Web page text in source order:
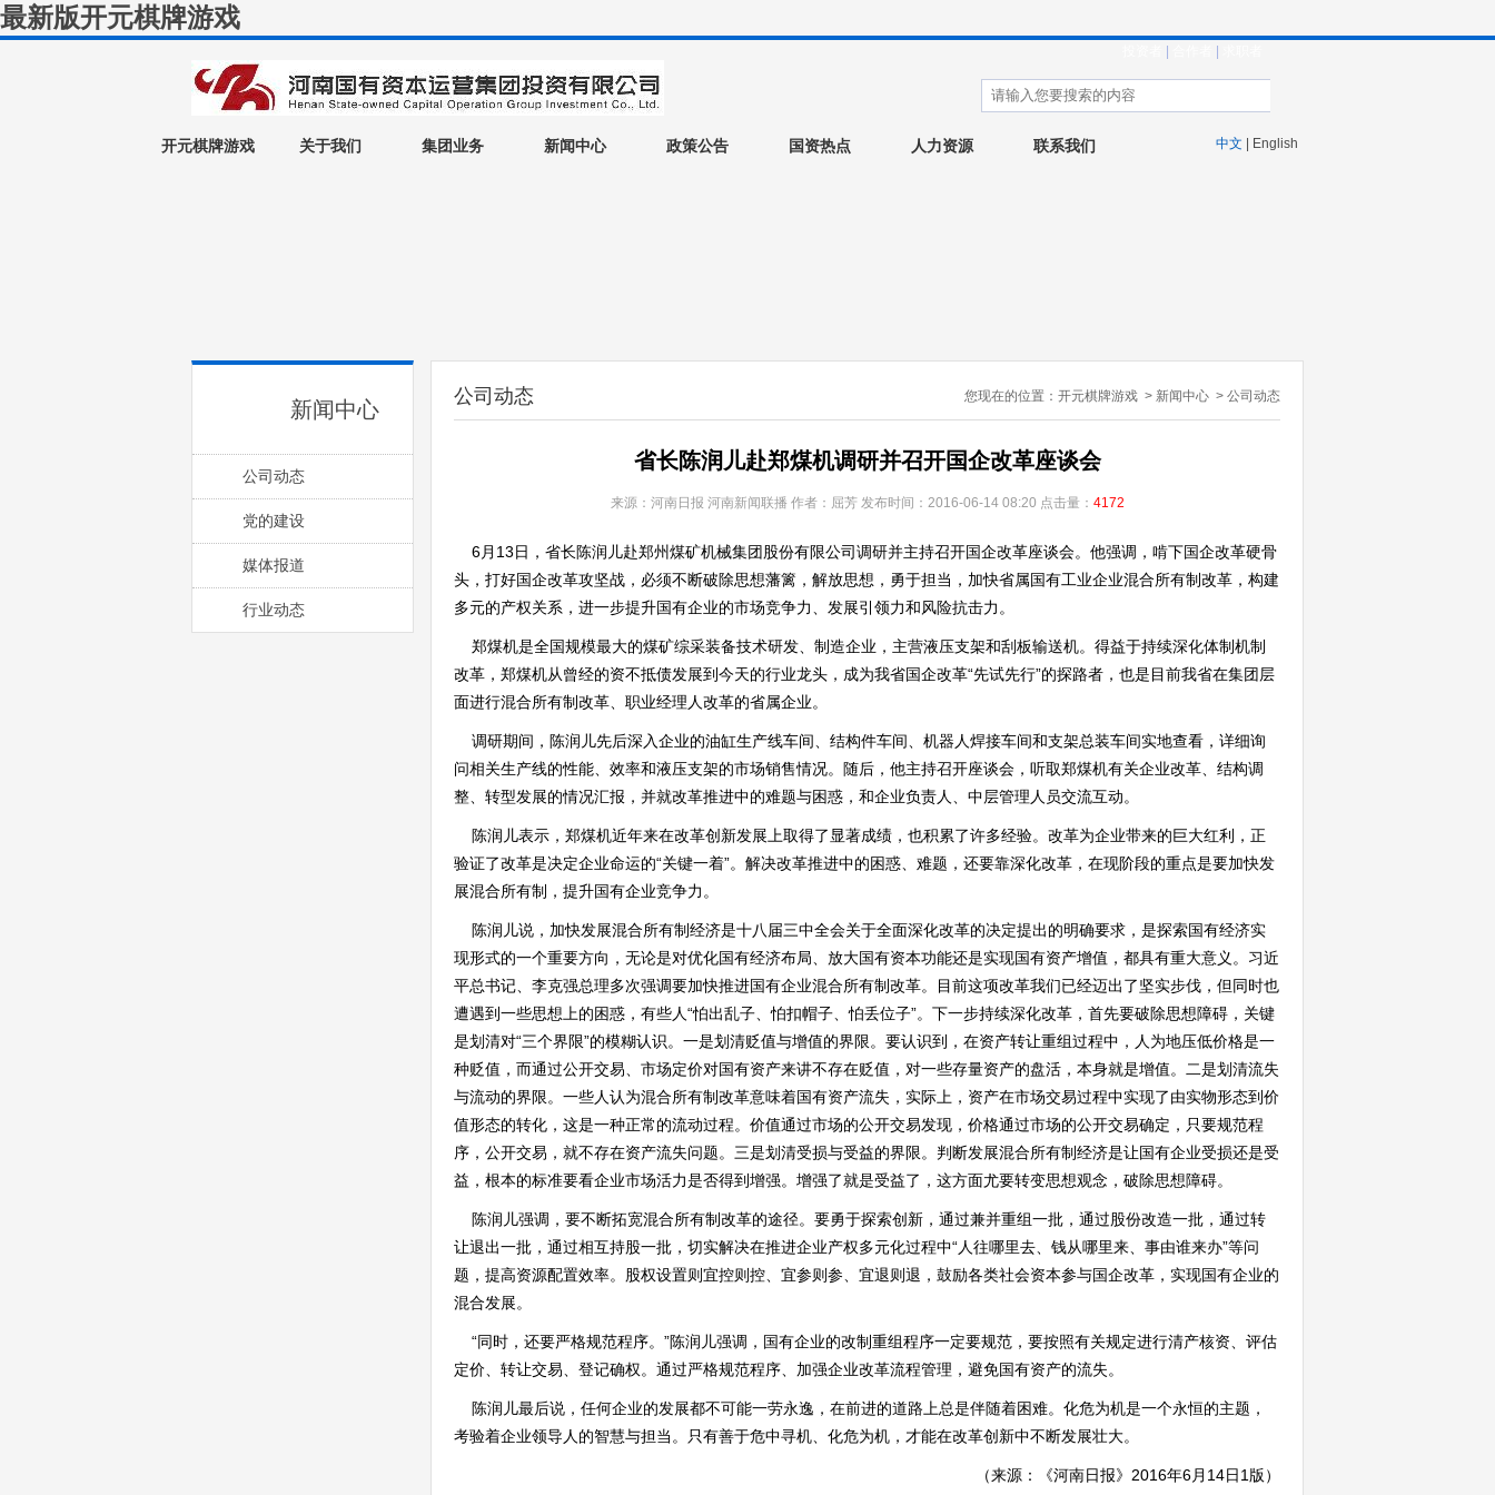
最新版开元棋牌游戏
开元棋牌游戏 关于我们 集团业务 新闻中心 政策公告 国资热点 人力资源 联系我们 中文 | English
新闻中心
公司动态
党的建设
媒体报道
行业动态
公司动态 您现在的位置： 开元棋牌游戏 > 新闻中心 > 公司动态
省长陈润儿赴郑煤机调研并召开国企改革座谈会
来源：河南日报 河南新闻联播 作者：屈芳 发布时间：2016-06-14 08:20 点击量： 4172
6月13日，省长陈润儿赴郑州煤矿机械集团股份有限公司调研并主持召开国企改革座谈会。他强调，啃下国企改革硬骨
头，打好国企改革攻坚战，必须不断破除思想藩篱，解放思想，勇于担当，加快省属国有工业企业混合所有制改革，构建
多元的产权关系，进一步提升国有企业的市场竞争力、发展引领力和风险抗击力。
郑煤机是全国规模最大的煤矿综采装备技术研发、制造企业，主营液压支架和刮板输送机。得益于持续深化体制机制
改革，郑煤机从曾经的资不抵债发展到今天的行业龙头，成为我省国企改革“先试先行”的探路者，也是目前我省在集团层
面进行混合所有制改革、职业经理人改革的省属企业。
调研期间，陈润儿先后深入企业的油缸生产线车间、结构件车间、机器人焊接车间和支架总装车间实地查看，详细询
问相关生产线的性能、效率和液压支架的市场销售情况。随后，他主持召开座谈会，听取郑煤机有关企业改革、结构调
整、转型发展的情况汇报，并就改革推进中的难题与困惑，和企业负责人、中层管理人员交流互动。
陈润儿表示，郑煤机近年来在改革创新发展上取得了显著成绩，也积累了许多经验。改革为企业带来的巨大红利，正
验证了改革是决定企业命运的“关键一着”。解决改革推进中的困惑、难题，还要靠深化改革，在现阶段的重点是要加快发
展混合所有制，提升国有企业竞争力。
陈润儿说，加快发展混合所有制经济是十八届三中全会关于全面深化改革的决定提出的明确要求，是探索国有经济实
现形式的一个重要方向，无论是对优化国有经济布局、放大国有资本功能还是实现国有资产增值，都具有重大意义。习近
平总书记、李克强总理多次强调要加快推进国有企业混合所有制改革。目前这项改革我们已经迈出了坚实步伐，但同时也
遭遇到一些思想上的困惑，有些人“怕出乱子、怕扣帽子、怕丢位子”。下一步持续深化改革，首先要破除思想障碍，关键
是划清对“三个界限”的模糊认识。一是划清贬值与增值的界限。要认识到，在资产转让重组过程中，人为地压低价格是一
种贬值，而通过公开交易、市场定价对国有资产来讲不存在贬值，对一些存量资产的盘活，本身就是增值。二是划清流失
与流动的界限。一些人认为混合所有制改革意味着国有资产流失，实际上，资产在市场交易过程中实现了由实物形态到价
值形态的转化，这是一种正常的流动过程。价值通过市场的公开交易发现，价格通过市场的公开交易确定，只要规范程
序，公开交易，就不存在资产流失问题。三是划清受损与受益的界限。判断发展混合所有制经济是让国有企业受损还是受
益，根本的标准要看企业市场活力是否得到增强。增强了就是受益了，这方面尤要转变思想观念，破除思想障碍。
陈润儿强调，要不断拓宽混合所有制改革的途径。要勇于探索创新，通过兼并重组一批，通过股份改造一批，通过转
让退出一批，通过相互持股一批，切实解决在推进企业产权多元化过程中“人往哪里去、钱从哪里来、事由谁来办”等问
题，提高资源配置效率。股权设置则宜控则控、宜参则参、宜退则退，鼓励各类社会资本参与国企改革，实现国有企业的
混合发展。
“同时，还要严格规范程序。”陈润儿强调，国有企业的改制重组程序一定要规范，要按照有关规定进行清产核资、评估
定价、转让交易、登记确权。通过严格规范程序、加强企业改革流程管理，避免国有资产的流失。
陈润儿最后说，任何企业的发展都不可能一劳永逸，在前进的道路上总是伴随着困难。化危为机是一个永恒的主题，
考验着企业领导人的智慧与担当。只有善于危中寻机、化危为机，才能在改革创新中不断发展壮大。
（来源：《河南日报》2016年6月14日1版）